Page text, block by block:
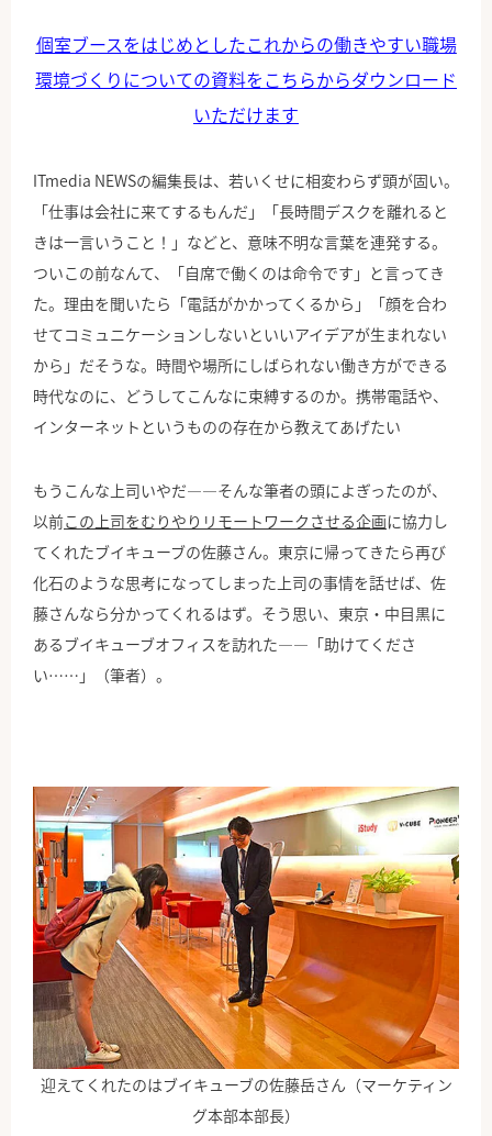
個室ブースをはじめとしたこれからの働きやすい職場
環境づくりについての資料をこちらからダウンロード
いただけます
ITmedia NEWSの編集長は、若いくせに相変わらず頭が固い。
「仕事は会社に来てするもんだ」「長時間デスクを離れると
きは一言いうこと！」などと、意味不明な言葉を連発する。
ついこの前なんて、「自席で働くのは命令です」と言ってき
た。理由を聞いたら「電話がかかってくるから」「顔を合わ
せてコミュニケーションしないといいアイデアが生まれない
から」だそうな。時間や場所にしばられない働き方ができる
時代なのに、どうしてこんなに束縛するのか。携帯電話や、
インターネットというものの存在から教えてあげたい
もうこんな上司いやだ――そんな筆者の頭によぎったのが、
以前この上司をむりやりリモートワークさせる企画に協力し
てくれたブイキューブの佐藤さん。東京に帰ってきたら再び
化石のような思考になってしまった上司の事情を話せば、佐
藤さんなら分かってくれるはず。そう思い、東京・中目黒に
あるブイキューブオフィスを訪れた――「助けてくださ
い……」（筆者）。
迎えてくれたのはブイキューブの佐藤岳さん（マーケティン
グ本部本部長）